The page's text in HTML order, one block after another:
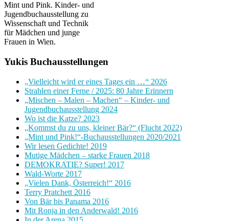
Mint und Pink. Kinder- und
Jugendbuchausstellung zu
Wissenschaft und Technik
für Mädchen und junge
Frauen in Wien.
Yukis Buchausstellungen
„Vielleicht wird er eines Tages ein …“ 2026
Strahlen einer Ferne / 2025: 80 Jahre Erinnern
„Mischen – Malen – Machen“ – Kinder- und
Jugendbuchausstellung 2024
Wo ist die Katze? 2023
„Kommst du zu uns, kleiner Bär?“ (Flucht 2022)
„Mint und Pink!“-Buchausstellungen 2020/2021
Wir lesen Gedichte! 2019
Mutige Mädchen – starke Frauen 2018
DEMOKRATIE? Super! 2017
Wald-Worte 2017
„Vielen Dank, Österreich!“ 2016
Terry Pratchett 2016
Von Bär bis Panama 2016
Mit Ronja in den Anderwald! 2016